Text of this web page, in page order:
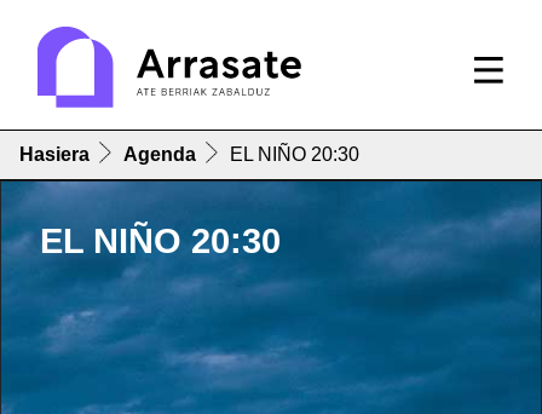
Hasiera Agenda EL NIÑO 20:30
EL NIÑO 20:30